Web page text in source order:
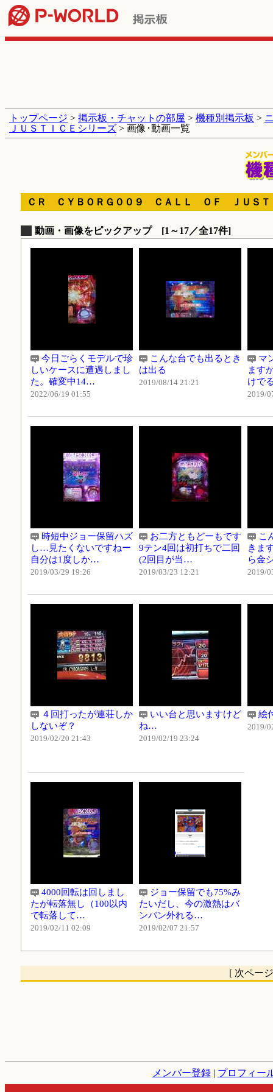
トップページ > 掲示板・チャットの部屋 > 機種別掲示板 >
ＪＵＳＴＩＣＥシリーズ > 画像･動画一覧
ＣＲ ＣＹＢＯＲＧ００９ ＣＡＬＬ ＯＦ ＪＵＳＴ
動画・画像をピックアップ [1～17／全17件]
今日ごらくモデルで珍
しいケースに遭遇しまし
た。確変中14…
2022/06/19 01:55
こんな台でも出るとき
は出る
2019/08/14 21:21
マ
ます
けで
2019/
時短中ジョー保留ハズ
し…見たくないですねー
自分は1度しか…
2019/03/29 19:26
お二方ともどーもです
9テン4回は初打ちで二回
(2回目が当…
2019/03/23 12:21
こ
きま
ら金
2019/
４回打ったが連荘しか
しないぞ？
2019/02/20 21:43
いい台と思いますけど
ね…
2019/02/19 23:24
絵
2019/
4000回転は回しまし
たが転落無し（100以内
で転落して…
2019/02/11 02:09
ジョー保留でも75%み
たいだし、今の激熱はバ
ンバン外れる…
2019/02/07 21:57
[ 次ペ
メンバー登録| プロフィー